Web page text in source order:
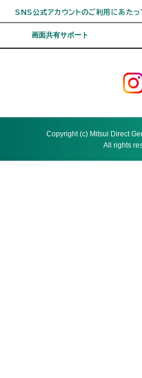
SNS公式アカウントのご利用にあたっ
Copyright (c) Mitsui Direct
All rights